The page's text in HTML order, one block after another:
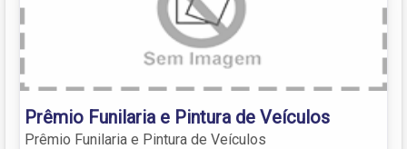
Prêmio Funilaria e Pintura de Veículos
Prêmio Funilaria e Pintura de Veículos